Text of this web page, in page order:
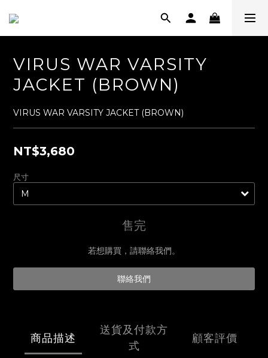
VIRUS WAR VARSITY
JACKET (BROWN)
VIRUS WAR VARSITY JACKET (BROWN)
NT$3,680
尺寸
售完
若想購買，請聯絡我們。
聯絡我們
商品描述
送貨及付款方
式
顧客評價